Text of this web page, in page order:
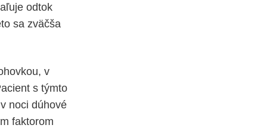
odtok
sa zväčša
v
s týmto
noci dúhové
faktorom